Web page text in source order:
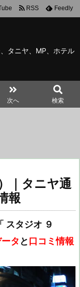
タニヤ、MP、ホテル
次へ 検索
RSS Feedly
｜タニヤ通
報
スタジオ ９
タ と 口コミ情報